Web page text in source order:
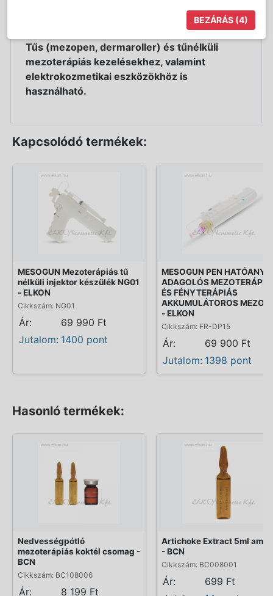
- NMF (Natural Musiturizing Factor)
Tűs (mezopen, dermaroller) és tűnélküli
mezoterápiás kezelésekhez, valamint
elektrokozmetikai eszközökhöz is
használható.
Kapcsolódó termékek:
MESOGUN Mezoterápiás tű
nélküli injektor készülék NG01
- ELKON
Cikkszám: NG01
Ár:
69 990 Ft
Jutalom: 1400 pont
MESOGUN PEN
ADAGOLÓS
ÉS FÉNYTERÁPIÁS
AKKUMULÁTOROS
- ELKON
Cikkszám: FR-DP15
Ár:
69 900 Ft
Jutalom: 1398 pont
Hasonló termékek:
Nedvességpótló
mezoterápiás koktél csomag -
BCN
Cikkszám: BC108006
Ár: 8 199 Ft
Artichoke Extract 5ml
- BCN
Cikkszám: BC008001
Ár:
699 Ft
BEZÁRÁS (3)